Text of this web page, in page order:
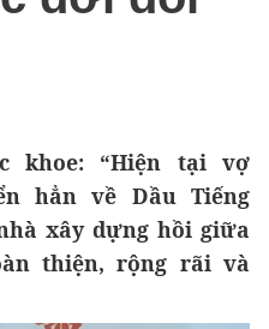
khoe: “Hiện tại vợ
hẳn về Dầu Tiếng
xây dựng hồi giữa
thiện, rộng rãi và